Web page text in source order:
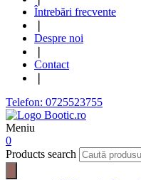
Întrebări frecvente
Despre noi
Contact
Telefon: 0725523755
Meniu
0
Products search